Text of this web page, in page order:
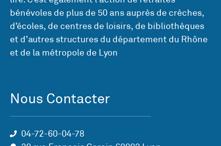
bénévoles de plus de 50 ans auprès de crèches,
d’écoles, de centres de loisirs, de bibliothèques
et d’autres structures du département du Rhône
et de la métropole de Lyon
Nous Contacter
04-72-60-04-78